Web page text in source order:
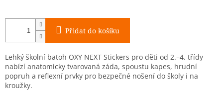
Přidat do košíku
Lehký školní batoh OXY NEXT Stickers pro děti od 2.–4. třídy
nabízí anatomicky tvarovaná záda, spoustu kapes, hrudní
popruh a reflexní prvky pro bezpečné nošení do školy i na
kroužky.